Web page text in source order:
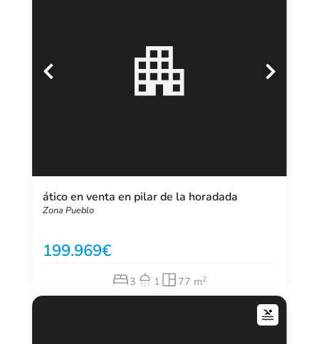
ático en venta en pilar de la horadada
Zona Pueblo
199.969
3 1 77 m2